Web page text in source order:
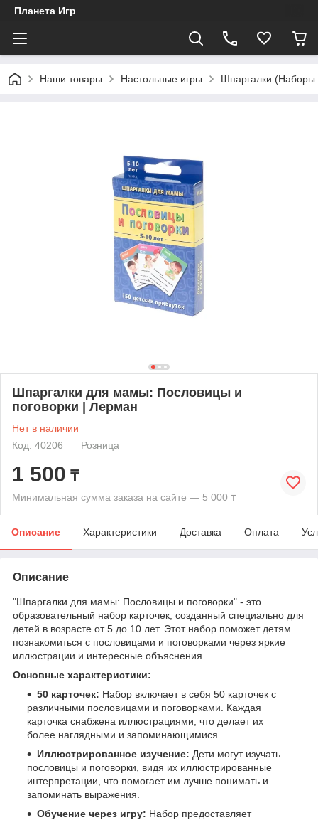
Планета Игр
Наши товары Настольные игры Шпаргалки (Наборы
Шпаргалки для мамы: Пословицы и
поговорки | Лерман
Нет в наличии
Код: 40206
Розница
1 500 ₸
Минимальная сумма заказа на сайте — 5 000 ₸
Описание Характеристики Доставка Оплата
Описание
"Шпаргалки для мамы: Пословицы и поговорки" - это
образовательный набор карточек, созданный специально для
детей в возрасте от 5 до 10 лет. Этот набор поможет детям
познакомиться с пословицами и поговорками через яркие
иллюстрации и интересные объяснения.
Основные характеристики:
50 карточек: Набор включает в себя 50 карточек с
различными пословицами и поговорками. Каждая
карточка снабжена иллюстрациями, что делает их
более наглядными и запоминающимися.
Иллюстрированное изучение: Дети могут изучать
пословицы и поговорки, видя их иллюстрированные
интерпретации, что помогает им лучше понимать и
запоминать выражения.
Обучение через игру: Набор предоставляет